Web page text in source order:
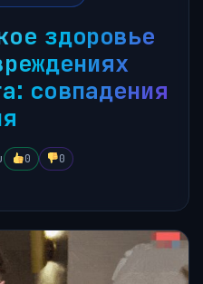
здоровье
совпадения
0 0